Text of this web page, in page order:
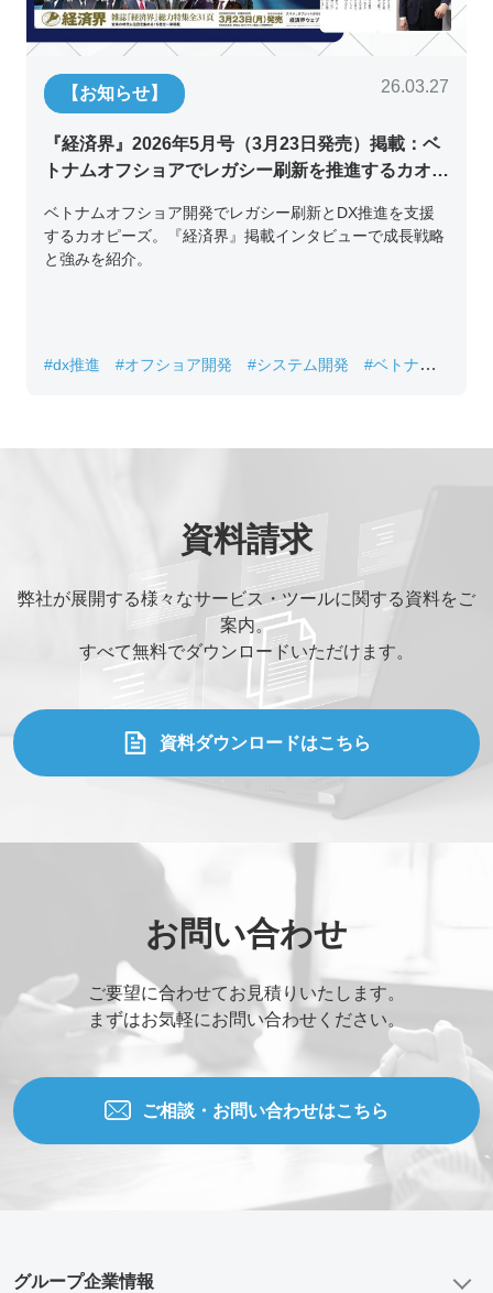
【お知らせ】 26.03.27
『経済界』2026年5月号（3月23日発売）掲載：ベ
トナムオフショアでレガシー刷新を推進するカオピ
ベトナムオフショア開発でレガシー刷新とDX推進を支援
するカオピーズ。『経済界』掲載インタビューで成長戦略
と強みを紹介。
#dx推進 #オフショア開発 #システム開発
#ベトナムIT
資料請求
弊社が展開する様々なサービス・ツールに関する資料をご
案内。
すべて無料でダウンロードいただけます。
資料ダウンロードはこちら
お問い合わせ
ご要望に合わせてお見積りいたします。
まずはお気軽にお問い合わせください。
ご相談・お問い合わせはこちら
グループ企業情報